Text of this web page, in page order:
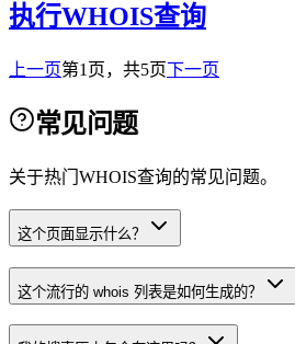
执行WHOIS查询
上一页第1页，共5页下一页
常见问题
关于热门WHOIS查询的常见问题。
这个页面显示什么？
这个流行的 whois 列表是如何生成的？